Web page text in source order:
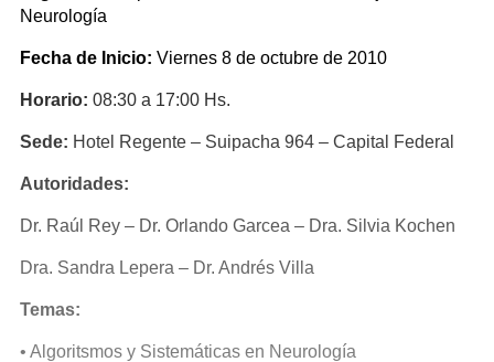
Neurología
Fecha de Inicio: Viernes 8 de octubre de 2010
Horario: 08:30 a 17:00 Hs.
Sede: Hotel Regente – Suipacha 964 – Capital Federal
Autoridades:
Dr. Raúl Rey – Dr. Orlando Garcea – Dra. Silvia Kochen
Dra. Sandra Lepera – Dr. Andrés Villa
Temas:
• Algoritsmos y Sistemáticas en Neurología